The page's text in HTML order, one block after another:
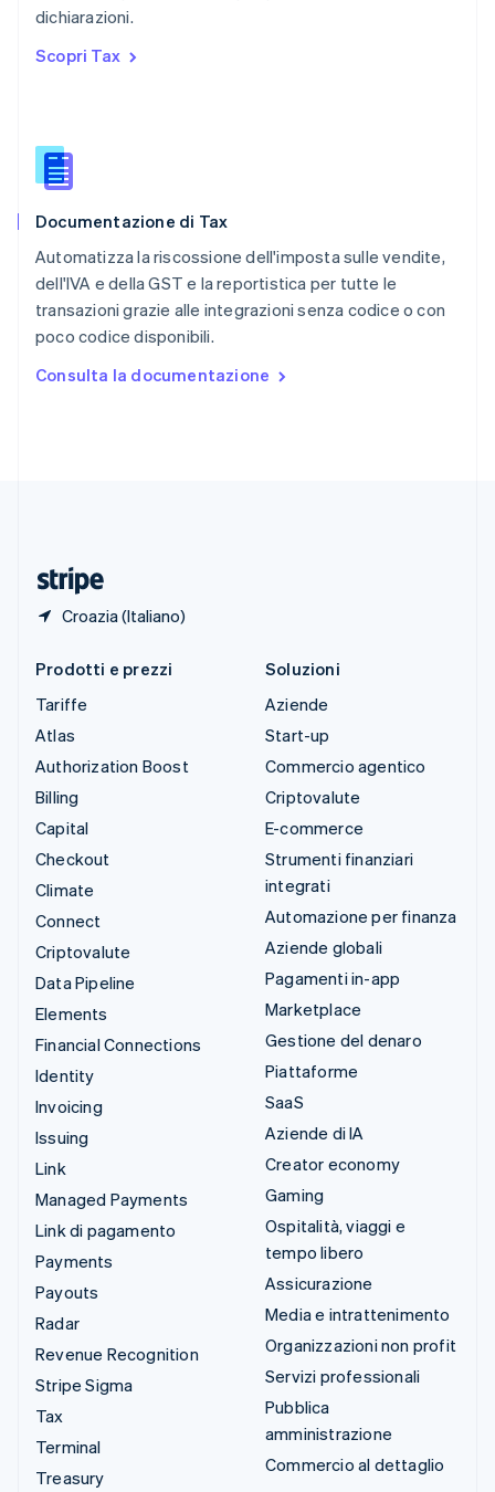
dichiarazioni.
Scopri Tax
Documentazione di Tax
Automatizza la riscossione dell'imposta sulle vendite,
dell'IVA e della GST e la reportistica per tutte le
transazioni grazie alle integrazioni senza codice o con
poco codice disponibili.
Consulta la documentazione
Croazia (Italiano)
English简体中文
Regno Unito
English
English
Singapore
Slovacchia
English
Slovenia
Spagna
EspañolEnglish
English Español简体中文
Prodotti e prezzi
Tariffe
Atlas
Authorization Boost
Billing
Capital
Checkout
Climate
Connect
Criptovalute
Data Pipeline
Elements
Financial Connections
Identity
Invoicing
Issuing
Link
Managed Payments
Link di pagamento
Payments
Payouts
Radar
Revenue Recognition
Stripe Sigma
Tax
Terminal
Treasury
Soluzioni
Aziende
Start-up
Commercio agentico
Criptovalute
E-commerce
Strumenti finanziari
integrati
Automazione per finanza
Aziende globali
Pagamenti in-app
Marketplace
Gestione del denaro
Piattaforme
SaaS
Aziende di IA
Creator economy
Gaming
Ospitalità, viaggi e
tempo libero
Assicurazione
Media e intrattenimento
Organizzazioni non profit
Servizi professionali
Pubblica
amministrazione
Commercio al dettaglio